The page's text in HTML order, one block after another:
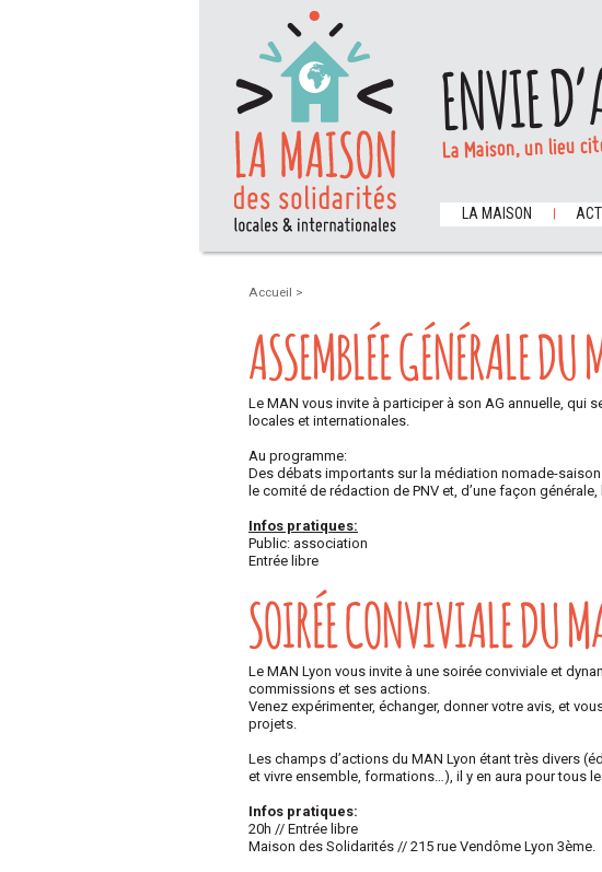
ENVIE
La Maison, un lieu
LA MAISON
Accueil >
ASSEMBLÉE GÉNÉRALE DU
Le MAN vous invite à participer à son AG annuelle, qui
locales et internationales.
Au programme:
Des débats importants sur la médiation nomade-
le comité de rédaction de PNV et, d’une façon
Infos pratiques:
Public: association
Entrée libre
SOIRÉE CONVIVIALE DU
Le MAN Lyon vous invite à une soirée conviviale et
commissions et ses actions.
Venez expérimenter, échanger, donner votre avis, et
projets.
Les champs d’actions du MAN Lyon étant très divers
et vivre ensemble, formations…), il y en aura pour tous
Infos pratiques:
20h // Entrée libre
Maison des Solidarités // 215 rue Vendôme Lyon 3ème.